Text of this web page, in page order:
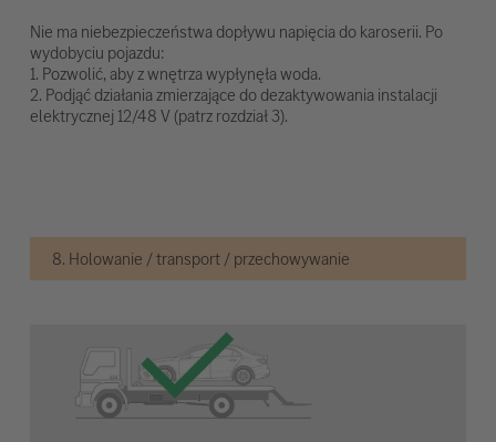
Nie ma niebezpieczeństwa dopływu napięcia do karoserii. Po
wydobyciu pojazdu:
1. Pozwolić, aby z wnętrza wypłynęła woda.
2. Podjąć działania zmierzające do dezaktywowania instalacji
elektrycznej 12/48 V (patrz rozdział 3).
8. Holowanie / transport / przechowywanie